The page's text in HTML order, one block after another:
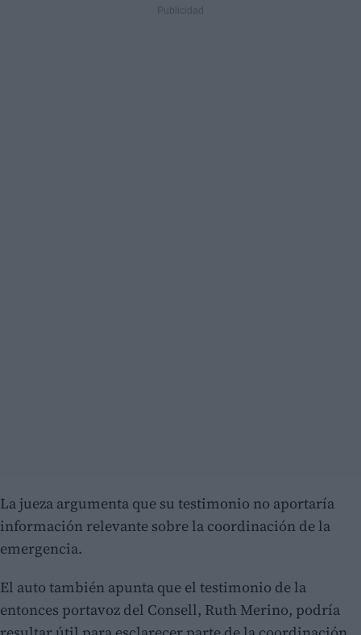
La jueza argumenta que su testimonio no aportaría
información relevante sobre la coordinación de la
emergencia.
El auto también apunta que el testimonio de la
entonces portavoz del Consell, Ruth Merino, podría